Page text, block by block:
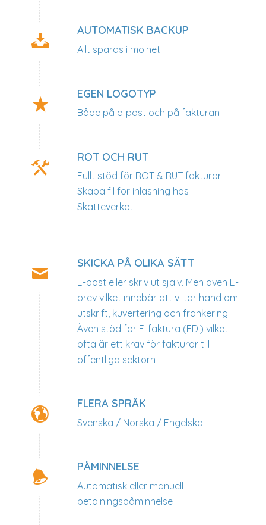
AUTOMATISK BACKUP
Allt sparas i molnet
EGEN LOGOTYP
Både på e-post och på fakturan
ROT OCH RUT
Fullt stöd för ROT & RUT fakturor.
Skapa fil för inläsning hos
Skatteverket
SKICKA PÅ OLIKA SÄTT
E-post eller skriv ut själv. Men även E-
brev vilket innebär att vi tar hand om
utskrift, kuvertering och frankering.
Även stöd för E-faktura (EDI) vilket
ofta är ett krav för fakturor till
offentliga sektorn
FLERA SPRÅK
Svenska / Norska / Engelska
PÅMINNELSE
Automatisk eller manuell
betalningspåminnelse